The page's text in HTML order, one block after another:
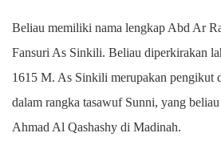
Beliau memiliki nama lengkap Abd Ar
Fansuri As Sinkili. Beliau diperkirakan
1615 M. As Sinkili merupakan pengikut
dalam rangka tasawuf Sunni, yang
Ahmad Al Qashashy di Madinah.